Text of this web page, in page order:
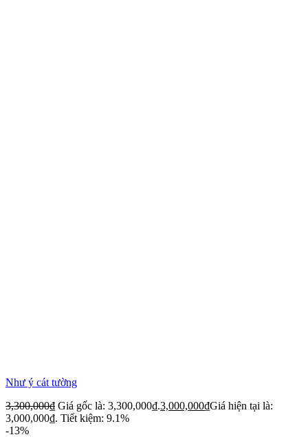
Như ý cát tường
3,300,000₫ Giá gốc là: 3,300,000₫.3,000,000₫Giá hiện tại là:
3,000,000₫. Tiết kiệm: 9.1%
-13%